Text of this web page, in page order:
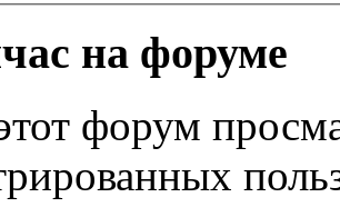
на форуме
форум